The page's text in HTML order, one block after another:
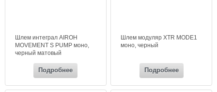
Шлем интеграл AIROH
MOVEMENT S PUMP моно,
черный матовый
Подробнее
Шлем модуляр XTR MODE1
моно, черный
Подробнее